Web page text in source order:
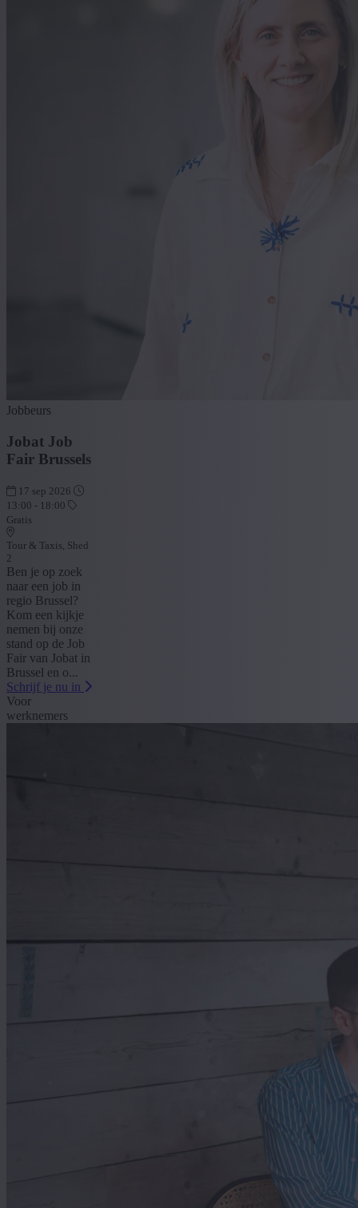
Jobbeurs
Jobat Job
Fair Brussels
17 sep 2026
13:00 - 18:00
Gratis
Tour & Taxis, Shed
2
Ben je op zoek
naar een job in
regio Brussel?
Kom een kijkje
nemen bij onze
stand op de Job
Fair van Jobat in
Brussel en o...
Schrijf je nu in
Voor
werknemers